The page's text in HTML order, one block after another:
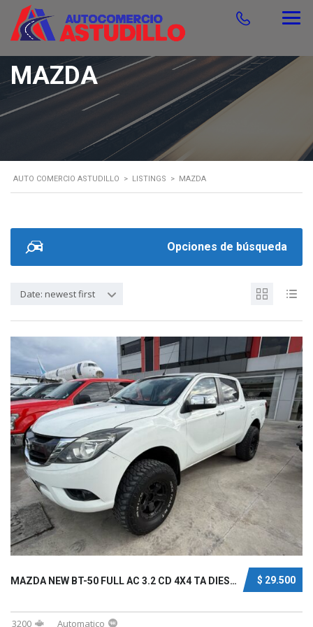
MAZDA
AUTO COMERCIO ASTUDILLO > LISTINGS > MAZDA
Opciones de búsqueda
Date: newest first
$ 29.500
MAZDA NEW BT-50 FULL AC 3.2 CD 4X4 TA DIESEL...
3200 Automatico